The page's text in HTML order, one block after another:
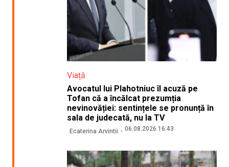
Viață
Avocatul lui Plahotniuc îl acuză pe
Tofan că a încălcat prezumția
nevinovăției: sentințele se pronunță în
sala de judecată, nu la TV
Ecaterina Arvintii 06.08.2026 16:43